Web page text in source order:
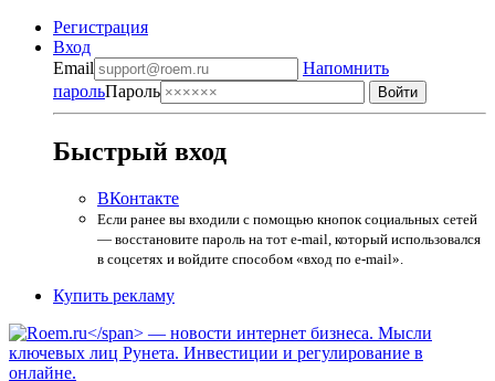
Регистрация
Вход
Email
Напомнить
парольПароль
Быстрый вход
ВКонтакте
Если ранее вы входили с помощью кнопок социальных сетей
— восстановите пароль на тот e-mail, который использовался
в соцсетях и войдите способом «вход по e-mail».
Купить рекламу